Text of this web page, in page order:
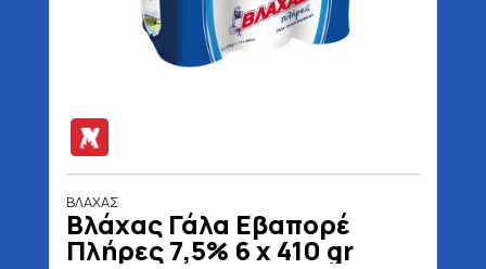
ΒΛΑΧΑΣ
Βλάχας Γάλα Εβαπορέ
Πλήρες 7,5% 6 x 410 gr